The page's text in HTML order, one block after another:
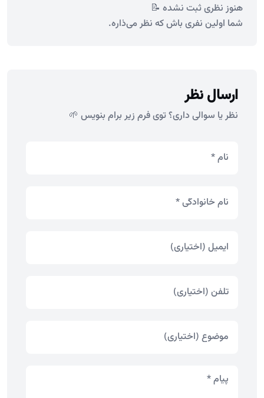
هنوز نظری ثبت نشده 📝
شما اولین نفری باش که نظر می‌ذاره.
ارسال نظر
نظر یا سوالی داری؟ توی فرم زیر برام بنویس 🌱